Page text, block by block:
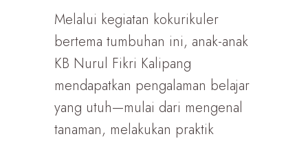
Melalui kegiatan kokurikuler
bertema tumbuhan ini, anak-anak
KB Nurul Fikri Kalipang
mendapatkan pengalaman belajar
yang utuh—mulai dari mengenal
tanaman, melakukan praktik